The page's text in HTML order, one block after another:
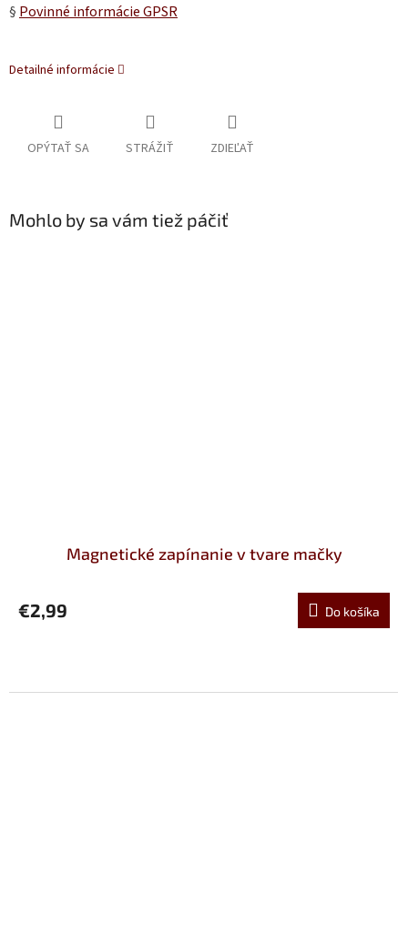
§ Povinné informácie GPSR
Detailné informácie
OPÝTAŤ SA STRÁŽIŤ ZDIEĽAŤ
Mohlo by sa vám tiež páčiť
Magnetické zapínanie v tvare mačky
€2,99 Do košíka